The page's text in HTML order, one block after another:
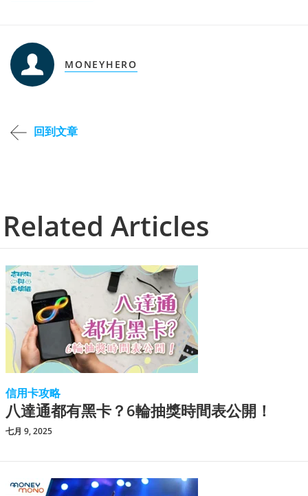
MONEYHERO
回到文章
Related Articles
信用卡攻略
八達通都有黑卡？6輪抽獎時間表公開！
七月 9, 2025